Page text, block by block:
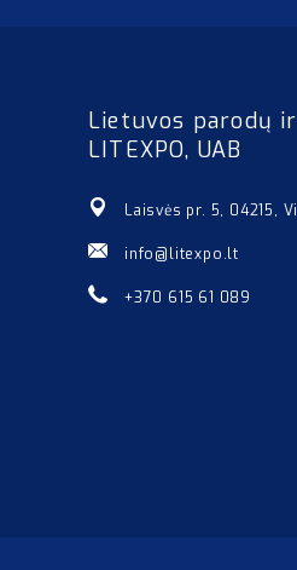
Lietuvos parodų
LITEXPO, UAB
Laisvės pr. 5, 04215,
info@litexpo.lt
+370 615 61 089